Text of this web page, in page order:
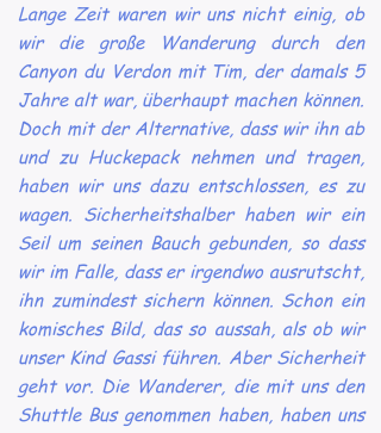
Lange Zeit waren wir uns nicht einig, ob
wir die große Wanderung durch den
Canyon du Verdon mit Tim, der damals 5
Jahre alt war, überhaupt machen können.
Doch mit der Alternative, dass wir ihn ab
und zu Huckepack nehmen und tragen,
haben wir uns dazu entschlossen, es zu
wagen. Sicherheitshalber haben wir ein
Seil um seinen Bauch gebunden, so dass
wir im Falle, dass er irgendwo ausrutscht,
ihn zumindest sichern können. Schon ein
komisches Bild, das so aussah, als ob wir
unser Kind Gassi führen. Aber Sicherheit
geht vor. Die Wanderer, die mit uns den
Shuttle Bus genommen haben, haben uns